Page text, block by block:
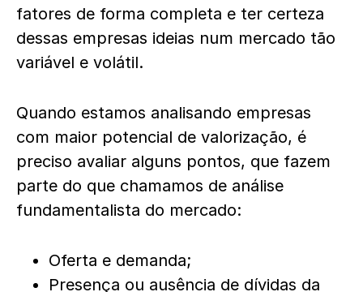
fatores de forma completa e ter certeza
dessas empresas ideias num mercado tão
variável e volátil.
Quando estamos analisando empresas
com maior potencial de valorização, é
preciso avaliar alguns pontos, que fazem
parte do que chamamos de análise
fundamentalista do mercado:
Oferta e demanda;
Presença ou ausência de dívidas da